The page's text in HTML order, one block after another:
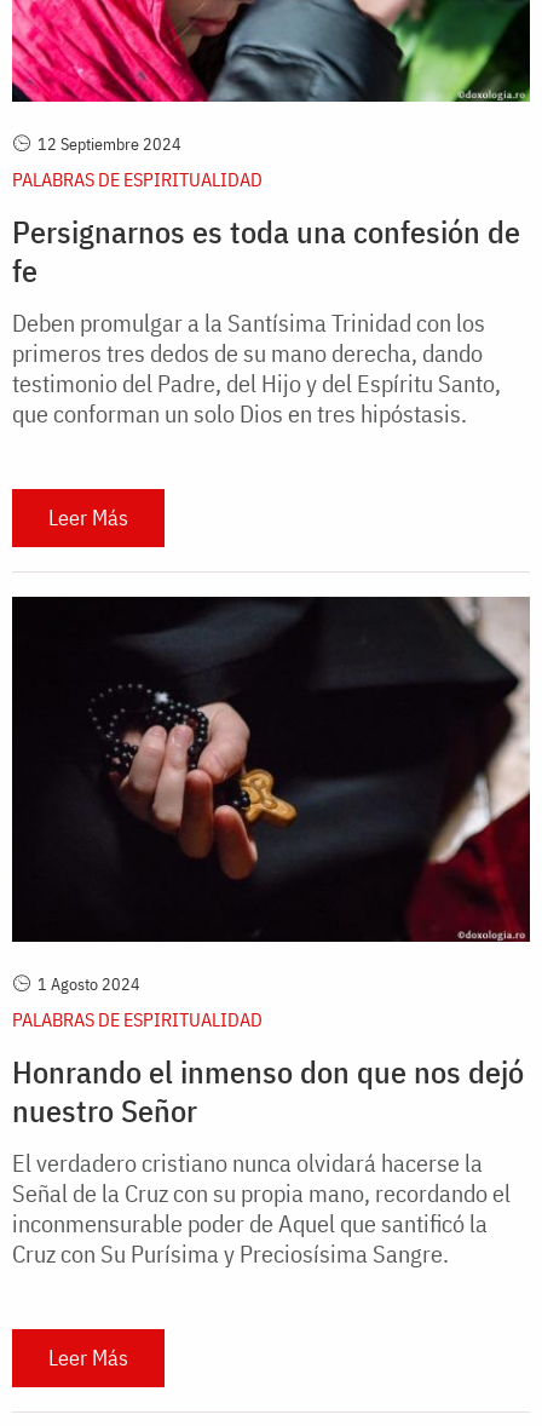
12 Septiembre 2024
PALABRAS DE ESPIRITUALIDAD
Persignarnos es toda una confesión de
fe
Deben promulgar a la Santísima Trinidad con los
primeros tres dedos de su mano derecha, dando
testimonio del Padre, del Hijo y del Espíritu Santo,
que conforman un solo Dios en tres hipóstasis.
Leer Más
1 Agosto 2024
PALABRAS DE ESPIRITUALIDAD
Honrando el inmenso don que nos dejó
nuestro Señor
El verdadero cristiano nunca olvidará hacerse la
Señal de la Cruz con su propia mano, recordando el
inconmensurable poder de Aquel que santificó la
Cruz con Su Purísima y Preciosísima Sangre.
Leer Más